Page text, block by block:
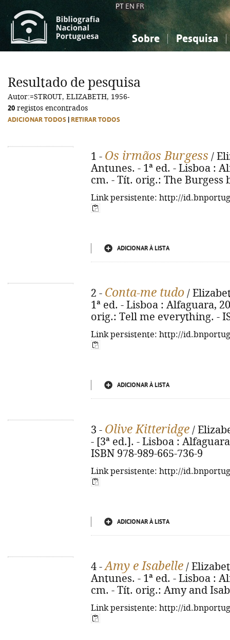
PT EN FR
Sobre Pesquisa
Ciências sociais...
Ciências sociais...
Resultado de pesquisa
Autor:=STROUT, ELIZABETH, 1956-
20 registos encontrados
ADICIONAR TODOS RETIRAR TODOS
1 - Os irmãos Burgess /
Antunes. - 1ª ed. - Lisboa :
cm. - Tít. orig.: The Burgess
Link persistente: http://
ADICIONAR À LISTA
2 - Conta-me tudo /
1ª ed. - Lisboa : Alfaguara,
orig.: Tell me everything. -
Link persistente: http://
ADICIONAR À LISTA
3 - Olive Kitteridge /
- [3ª ed.]. - Lisboa :
ISBN 978-989-665-736-9
Link persistente: http://
ADICIONAR À LISTA
4 -Amy e Isabelle /
Antunes. - 1ª ed. - Lisboa :
cm. - Tít. orig.: Amy and
Link persistente: http://